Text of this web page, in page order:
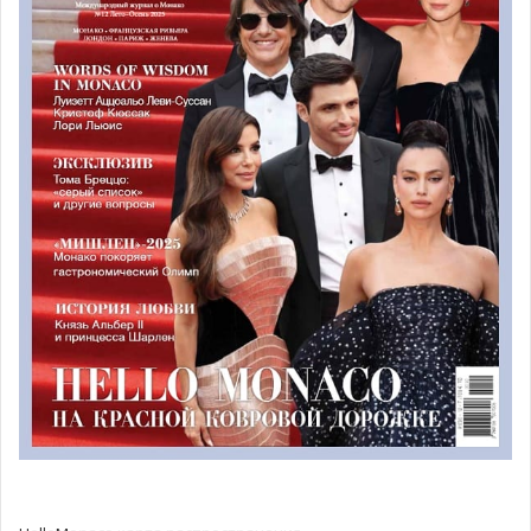
сыграл более 1000 матчей на профессиональном
уровне. Его элегантность на корте и легендарный
бэкхенд оставили неизгладимый след в нескольких
поколениях любителей тенниса.
В свой последний сезон перед завершением карьеры
Rolex Monte-Carlo Masters с радостью предложил этому
виртуозу тенниса последнюю возможность выступить
на знаменитом монегасском грунте, чтобы
отпраздновать его исключительную карьеру.
Rolex Monte-Carlo Masters
2025: событие, которое нельзя
пропустить